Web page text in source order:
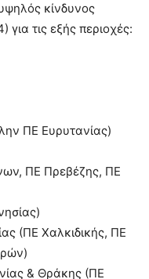
κίνδυνος
τις εξής περιοχές:
ΠΕ Ευρυτανίας)
ΠΕ Πρεβέζης, ΠΕ
(ΠΕ Χαλκιδικής, ΠΕ
& Θράκης (ΠΕ